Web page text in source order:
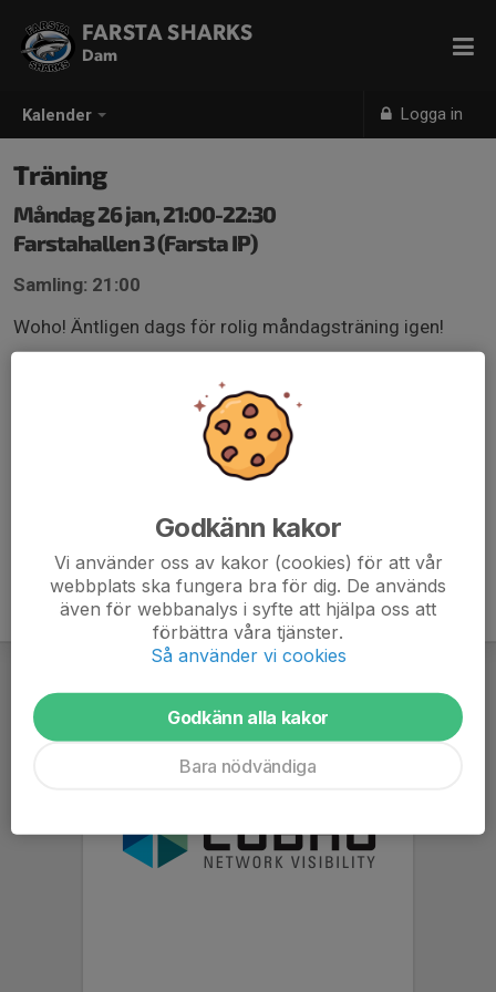
Kalender Logga in
FARSTA SHARKS
Dam
Träning
Måndag 26 jan, 21:00-22:30
Farstahallen 3 (Farsta IP)
Samling: 21:00
Woho! Äntligen dags för rolig måndagsträning igen!
Godkänn kakor
Vi använder oss av kakor (cookies) för att vår
webbplats ska fungera bra för dig. De används
även för webbanalys i syfte att hjälpa oss att
förbättra våra tjänster.
Så använder vi cookies
Godkänn alla kakor
Bara nödvändiga